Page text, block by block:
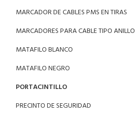
MARCADOR DE CABLES PMS EN TIRAS
MARCADORES PARA CABLE TIPO ANILLO
MATAFILO BLANCO
MATAFILO NEGRO
PORTACINTILLO
PRECINTO DE SEGURIDAD